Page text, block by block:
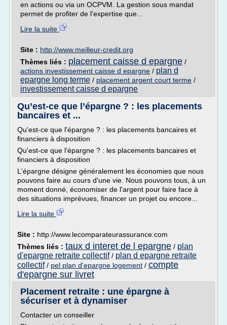
en actions ou via un OCPVM. La gestion sous mandat
permet de profiter de l'expertise que...
Lire la suite
Site : http://www.meilleur-credit.org
Thèmes liés : placement caisse d epargne /
actions investissement caisse d epargne / plan d
epargne long terme / placement argent court terme /
investissement caisse d epargne
Qu’est-ce que l’épargne ? : les placements
bancaires et ...
Qu'est-ce que l'épargne ? : les placements bancaires et
financiers à disposition
Qu'est-ce que l'épargne ? : les placements bancaires et
financiers à disposition
L'épargne désigne généralement les économies que nous
pouvons faire au cours d'une vie. Nous pouvons tous, à un
moment donné, économiser de l'argent pour faire face à
des situations imprévues, financer un projet ou encore...
Lire la suite
Site : http://www.lecomparateurassurance.com
Thèmes liés : taux d interet de l epargne / plan
d'epargne retraite collectif/ plan d epargne retraite
collectif/ pel plan d'epargne logement / compte
d'epargne sur livret
Placement retraite : une épargne à
sécuriser et à dynamiser
Contacter un conseiller